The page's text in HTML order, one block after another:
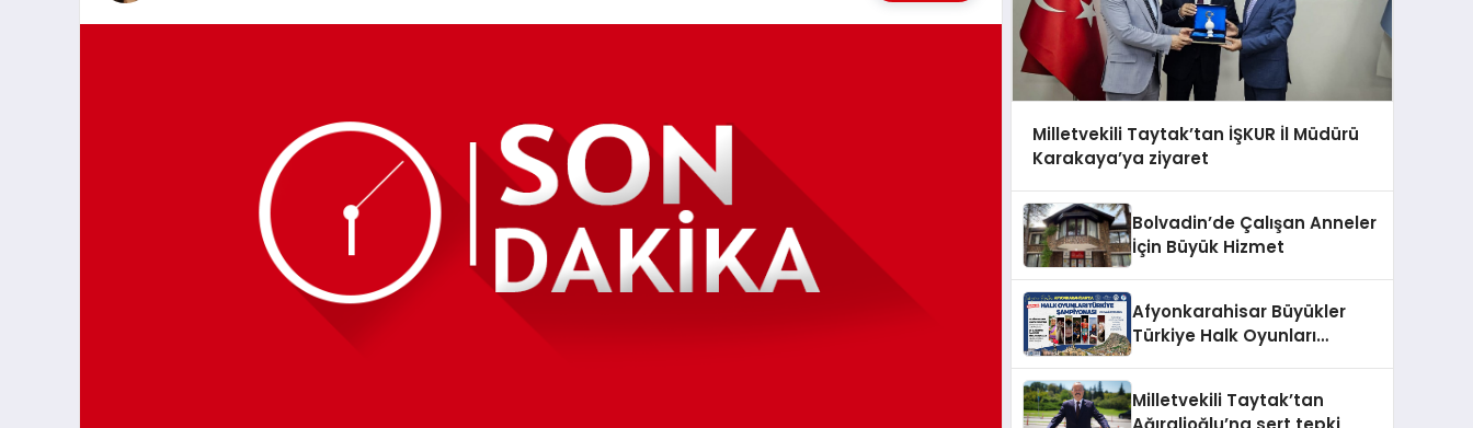
Milletvekili Taytak’tan İŞKUR İl Müdürü
Karakaya’ya ziyaret
Bolvadin’de Çalışan Anneler
İçin Büyük Hizmet
Afyonkarahisar Büyükler
Türkiye Halk Oyunları
Milletvekili Taytak’tan